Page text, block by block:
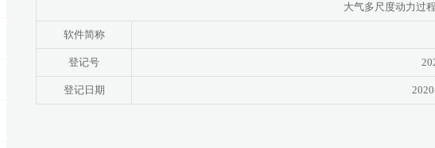
大气多尺度动力过
软件简称
登记号
登记日期